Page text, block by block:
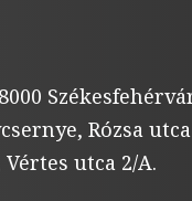
Rózsa
Vértes utca 2/A.